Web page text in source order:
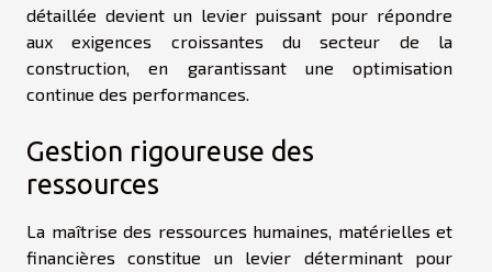
détaillée devient un levier puissant pour répondre
aux exigences croissantes du secteur de la
construction, en garantissant une optimisation
continue des performances.
Gestion rigoureuse des
ressources
La maîtrise des ressources humaines, matérielles et
financières constitue un levier déterminant pour